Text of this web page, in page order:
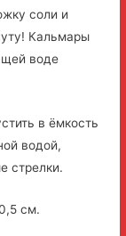
соли и
Кальмары
воде
в ёмкость
водой,
стрелки.
см.